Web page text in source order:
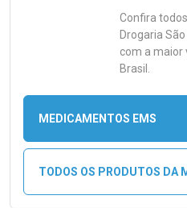
Confira
Drogaria
com a maior
Brasil.
MEDICAMENTOS EMS
TODOS OS PRODUTOS DA